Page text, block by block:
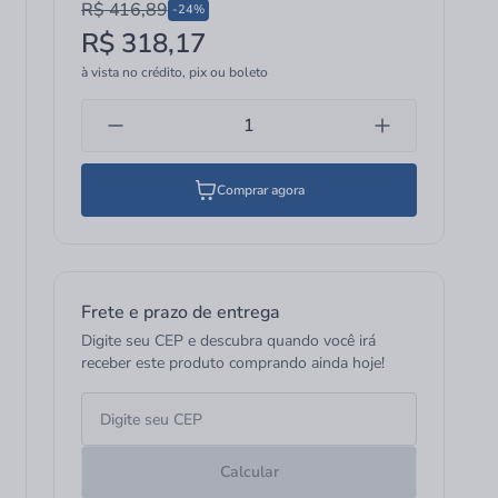
R$ 416,89 -24%
R$ 318,17
à vista no crédito, pix ou boleto
Comprar agora
Frete e prazo de entrega
Digite seu CEP e descubra quando você irá
receber este produto comprando ainda hoje!
Calcular